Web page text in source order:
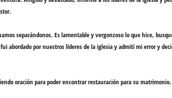
separándonos. Es lamentable y vergonzoso lo que hice,
abordado por nuestros líderes de la iglesia yadmití mi error y
oración para poder encontrarrestauración para su matrimonio.